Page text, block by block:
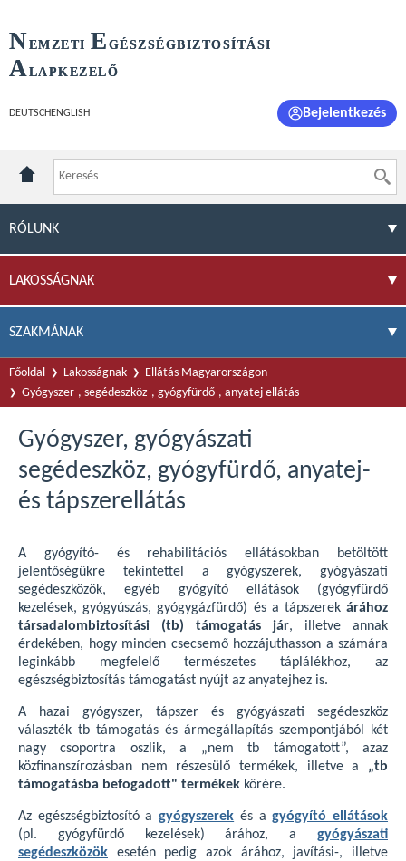
NEMZETI E GÉSZSÉGBIZTOSÍTÁSI
ALAPKEZELŐ
DEUTSCH ENGLISH Bejelentkezés
RÓLUNK
LAKOSSÁGNAK
SZAKMÁNAK
Főoldal Lakosságnak
Ellátás Magyarországon
Gyógyszer-, segédeszköz-, gyógyfürdő-, anyatej ellátás
Gyógyszer, gyógyászati
segédeszköz, gyógyfürdő, anyatej-
és tápszerellátás
A gyógyító- és rehabilitációs ellátásokban betöltött
jelentőségükre tekintettel a gyógyszerek, gyógyászati
segédeszközök, egyéb gyógyító ellátások (gyógyfürdő
kezelések, gyógyúszás, gyógygázfürdő) és a tápszerek árához
társadalombiztosítási (tb) támogatás jár, illetve annak
érdekében, hogy minden csecsemő hozzájuthasson a számára
leginkább megfelelő természetes táplálékhoz, az
egészségbiztosítás támogatást nyújt az anyatejhez is.
A hazai gyógyszer, tápszer és gyógyászati segédeszköz
választék tb támogatás és ármegállapítás szempontjából két
nagy csoportra oszlik, a „nem tb támogatott”, azaz
közfinanszírozásban nem részesülő termékek, illetve a „tb
támogatásba befogadott" termékek körére.
Az egészségbiztosító agyógyszerek és agyógyító ellátások
(pl. gyógyfürdő kezelések) árához, a gyógyászati
segédeszközök esetén pedig azok árához, javítási-, illetve